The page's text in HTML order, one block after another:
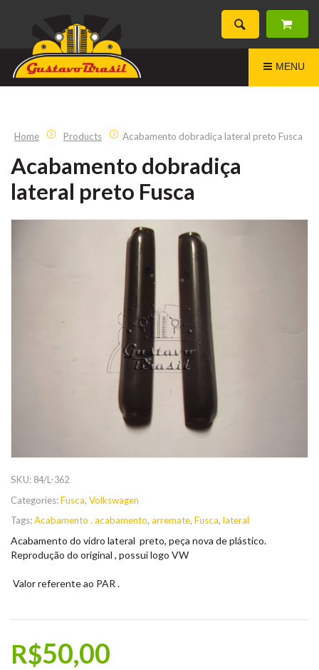
MENU
Home Products Acabamento dobradiça lateral preto Fusca
Acabamento dobradiça
lateral preto Fusca
SKU: 84/L-362
Categories:Fusca, Volkswagen
Tags:Acabamento . acabamento, arremate, Fusca, lateral
Acabamento do vidro lateral preto, peça nova de plástico.
Reprodução do original , possui logo VW
Valor referente ao PAR .
R$50,00